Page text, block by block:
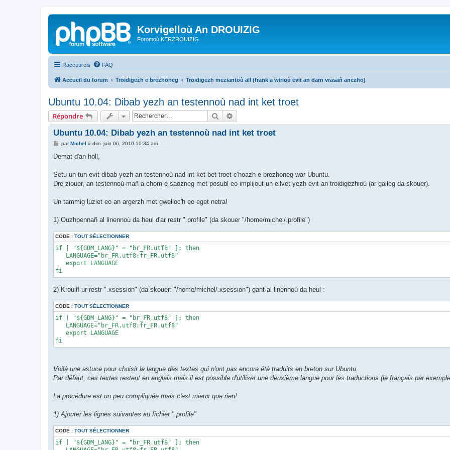
Korvigelloù An DROUIZIG
Foromoù KERZROUIZIG
Raccourcis FAQ
Accueil du forum Troidigezh e brezhoneg Troidigezh meziantoù all (frank a wirioù evit an darn vrasañ anezho)
Ubuntu 10.04: Dibab yezh an testennoù nad int ket troet
Répondre Rechercher
Ubuntu 10.04: Dibab yezh an testennoù nad int ket troet
M
s
g
parMichel » dim. juin 06, 2010 10:34 am
Demat d'an holl,
Setu un tun evit dibab yezh an testennoù nad int ket bet troet c'hoazh e brezhoneg war Ubuntu.
Dre ziouer, an testennoù-mañ a chom e saozneg met posubl eo implijout un eilvet yezh evit an troidigezhioù (ar galleg da skouer).
Un tammig luziet eo an argerzh met gwelloc'h eo eget netra!
1) Ouzhpennañ al linennoù da heul d'ar restr ".profile" (da skouer "/home/michel/.profile")
CODE : TOUT SÉLECTIONNER
if [ "${GDM_LANG}" = "br_FR.utf8" ]; then
   LANGUAGE="br_FR.utf8:fr_FR.utf8"
   export LANGUAGE
fi
2) Krouiñ ur restr ".xsession" (da skouer: "/home/michel/.xsession") gant al linennoù da heul :
CODE : TOUT SÉLECTIONNER
if [ "${GDM_LANG}" = "br_FR.utf8" ]; then
   LANGUAGE="br_FR.utf8:fr_FR.utf8"
   export LANGUAGE
fi
Voilà une astuce pour choisir la langue des textes qui n'ont pas encore été traduits en breton sur Ubuntu.
Par défaut, ces textes restent en anglais mais il est possible d'utiliser une deuxième langue pour les traductions (le français par
La procédure est un peu compliquée mais c'est mieux que rien!
1) Ajouter les lignes suivantes au fichier ".profile"
CODE : TOUT SÉLECTIONNER
if [ "${GDM_LANG}" = "br_FR.utf8" ]; then